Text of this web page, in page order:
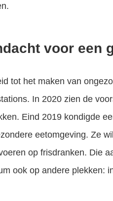
voor een
tot het maken van
In 2020 zien de
Eind 2019 kondigde
eetomgeving. Ze
op frisdranken. Die
ook op andere plekken: